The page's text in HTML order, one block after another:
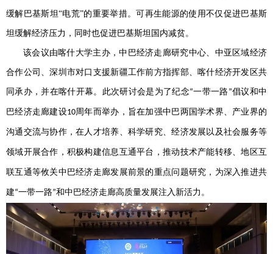
缓解巴基斯坦“电荒”的重要举措。可再生能源的使用不仅促进巴基斯
坦缓解经济压力，同时也促进巴基斯坦国内减贫。
该会议由喀什大学主办，中巴经济走廊研究中心、中亚区域经济
合作公司、深圳市对口支援新疆工作前方指挥部、喀什经济开发区共
同承办 ，并在喀什开幕。此次研讨会是为了纪念“一带一路 ”倡议和中
巴经济走廊建设10周年而举办，旨在加强中巴两国学术界、产业界的
沟通交流与协作，在人才培养、科学研究、经济发展以及社会服务等
领域开展合作，积极构建信息互通平台，推动技术产能转移、地区互
联互通等攸关中巴经济走廊发展前景的重点问题研究，为深入推进共
建“一带一路”和中巴经济走廊高质量发展注入新活力。